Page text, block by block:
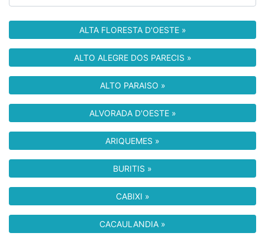
ALTA FLORESTA D'OESTE »
ALTO ALEGRE DOS PARECIS »
ALTO PARAISO »
ALVORADA D'OESTE »
ARIQUEMES »
BURITIS »
CABIXI »
CACAULANDIA »